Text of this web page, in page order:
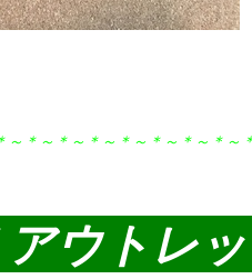
＊～＊～＊～＊～＊～＊～＊～
ウトレ